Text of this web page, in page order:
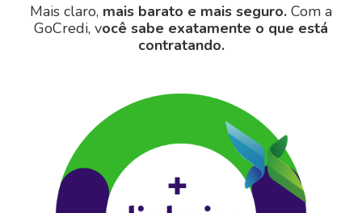
Mais claro, mais barato e mais seguro. Com a
GoCredi, você sabe exatamente o que está
contratando.